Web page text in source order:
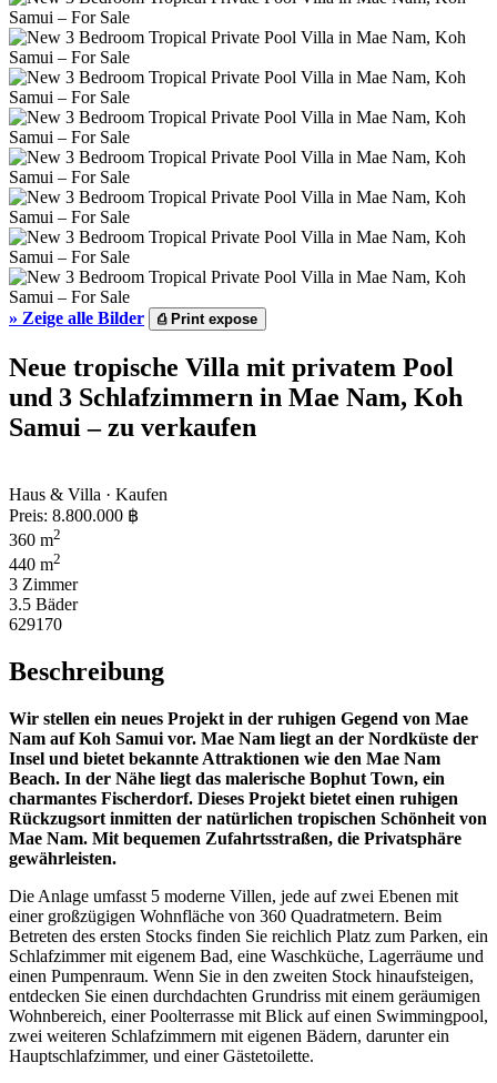
» Zeige alle Bilder ⎙Print expose
Neue tropische Villa mit privatem Pool
und 3 Schlafzimmern in Mae Nam, Koh
Samui – zu verkaufen
Haus & Villa · Kaufen
Preis: 8.800.000 ฿
360 m2
440 m2
3 Zimmer
3.5 Bäder
629170
Beschreibung
Wir stellen ein neues Projekt in der ruhigen Gegend von Mae
Nam auf Koh Samui vor. Mae Nam liegt an der Nordküste der
Insel und bietet bekannte Attraktionen wie den Mae Nam
Beach. In der Nähe liegt das malerische Bophut Town, ein
charmantes Fischerdorf. Dieses Projekt bietet einen ruhigen
Rückzugsort inmitten der natürlichen tropischen Schönheit von
Mae Nam. Mit bequemen Zufahrtsstraßen, die Privatsphäre
gewährleisten.
Die Anlage umfasst 5 moderne Villen, jede auf zwei Ebenen mit
einer großzügigen Wohnfläche von 360 Quadratmetern. Beim
Betreten des ersten Stocks finden Sie reichlich Platz zum Parken, ein
Schlafzimmer mit eigenem Bad, eine Waschküche, Lagerräume und
einen Pumpenraum. Wenn Sie in den zweiten Stock hinaufsteigen,
entdecken Sie einen durchdachten Grundriss mit einem geräumigen
Wohnbereich, einer Poolterrasse mit Blick auf einen Swimmingpool,
zwei weiteren Schlafzimmern mit eigenen Bädern, darunter ein
Hauptschlafzimmer, und einer Gästetoilette.